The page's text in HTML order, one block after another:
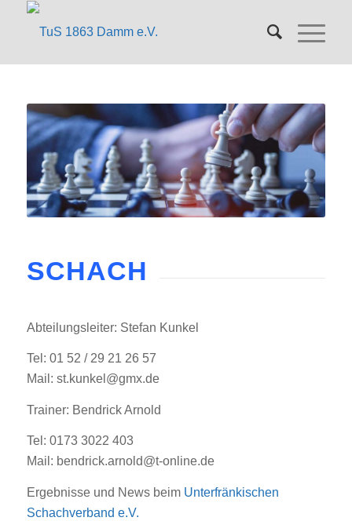
SCHACH
Abteilungsleiter: Stefan Kunkel
Tel: 01 52 / 29 21 26 57
Mail: st.kunkel@gmx.de
Trainer: Bendrick Arnold
Tel: 0173 3022 403
Mail: bendrick.arnold@t-online.de
Ergebnisse und News beim Unterfränkischen
Schachverband e.V.